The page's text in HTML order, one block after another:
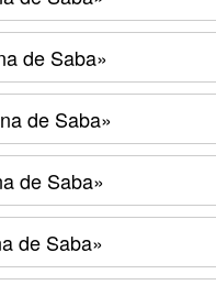
de Saba»
de Saba»
de Saba»
de Saba»